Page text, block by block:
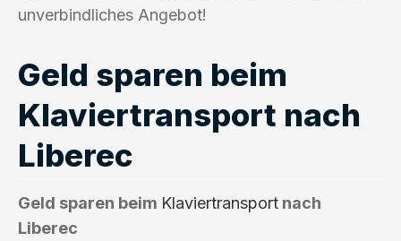
unverbindliches Angebot!
Geld sparen beim
Klaviertransport nach
Liberec
Geld sparen beim Klaviertransport nach
Liberec